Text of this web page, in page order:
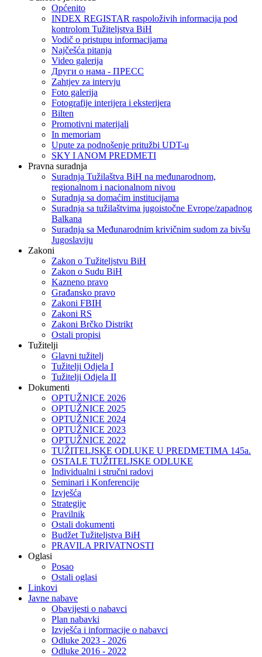
Općenito
INDEX REGISTAR raspoloživih informacija pod
kontrolom Tužiteljstva BiH
Vodič o pristupu informacijama
Najčešća pitanja
Video galerija
Други о нама - ПРЕСC
Zahtjev za intervju
Foto galerija
Fotografije interijera i eksterijera
Bilten
Promotivni materijali
In memoriam
Upute za podnošenje pritužbi UDT-u
SKY I ANOM PREDMETI
Pravna suradnja
Suradnja Tužilaštva BiH na međunarodnom,
regionalnom i nacionalnom nivou
Suradnja sa domaćim institucijama
Suradnja sa tužilaštvima jugoistočne Evrope/zapadnog
Balkana
Suradnja sa Međunarodnim krivičnim sudom za bivšu
Jugoslaviju
Zakoni
Zakon o Тužiteljstvu BiH
Zakon o Sudu BiH
Kazneno pravo
Građansko pravo
Zakoni FBIH
Zakoni RS
Zakoni Brčko Distrikt
Ostali propisi
Tužitelji
Glavni tužitelj
Tužitelji Odjela I
Tužitelji Odjela II
Dokumenti
OPTUŽNICE 2026
OPTUŽNICE 2025
OPTUŽNICE 2024
OPTUŽNICE 2023
OPTUŽNICE 2022
TUŽITELJSKE ODLUKE U PREDMETIMA 145a.
OSTALE TUŽITELJSKE ODLUKE
Individualni i stručni radovi
Seminari i Konferencije
Izvješća
Strategije
Pravilnik
Ostali dokumenti
Budžet Tužiteljstva BiH
PRAVILA PRIVATNOSTI
Oglasi
Posao
Ostali oglasi
Linkovi
Javne nabave
Obavijesti o nabavci
Plan nabavki
Izvješća i informacije o nabavci
Odluke 2023 - 2026
Odluke 2016 - 2022